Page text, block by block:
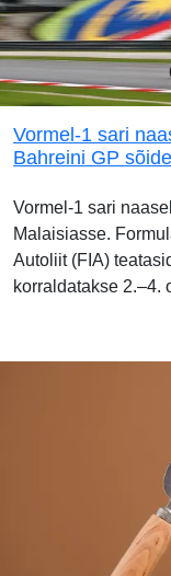
Vormel-1 sari
Bahreini GP
Vormel-1 sari
Malaisiasse.
Autoliit (FIA)
korraldatakse 2.–4.